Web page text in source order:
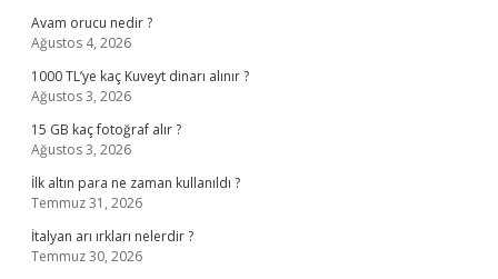
Avam orucu nedir ?
Ağustos 4, 2026
1000 TL’ye kaç Kuveyt dinarı alınır ?
Ağustos 3, 2026
15 GB kaç fotoğraf alır ?
Ağustos 3, 2026
İlk altın para ne zaman kullanıldı ?
Temmuz 31, 2026
İtalyan arı ırkları nelerdir ?
Temmuz 30, 2026